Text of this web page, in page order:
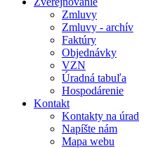
Zmluvy
Zmluvy - archív
Faktúry
Objednávky
VZN
Úradná tabuľa
Hospodárenie
Kontakt
Kontakty na úrad
Napíšte nám
Mapa webu